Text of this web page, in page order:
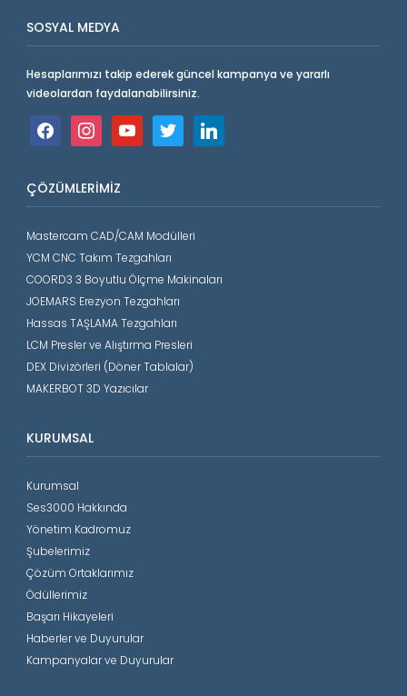
SOSYAL MEDYA
Hesaplarımızı takip ederek güncel kampanya ve yararlı
videolardan faydalanabilirsiniz.
facebookinstagramyoutube twitter linkedin
ÇÖZÜMLERIMIZ
Mastercam CAD/CAM Modülleri
YCM CNC Takım Tezgahları
COORD3 3 Boyutlu Ölçme Makinaları
JOEMARS Erezyon Tezgahları
Hassas TAŞLAMA Tezgahları
LCM Presler ve Alıştırma Presleri
DEX Divizörleri (Döner Tablalar)
MAKERBOT 3D Yazıcılar
KURUMSAL
Kurumsal
Ses3000 Hakkında
Yönetim Kadromuz
Şubelerimiz
Çözüm Ortaklarımız
Ödüllerimiz
Başarı Hikayeleri
Haberler ve Duyurular
Kampanyalar ve Duyurular